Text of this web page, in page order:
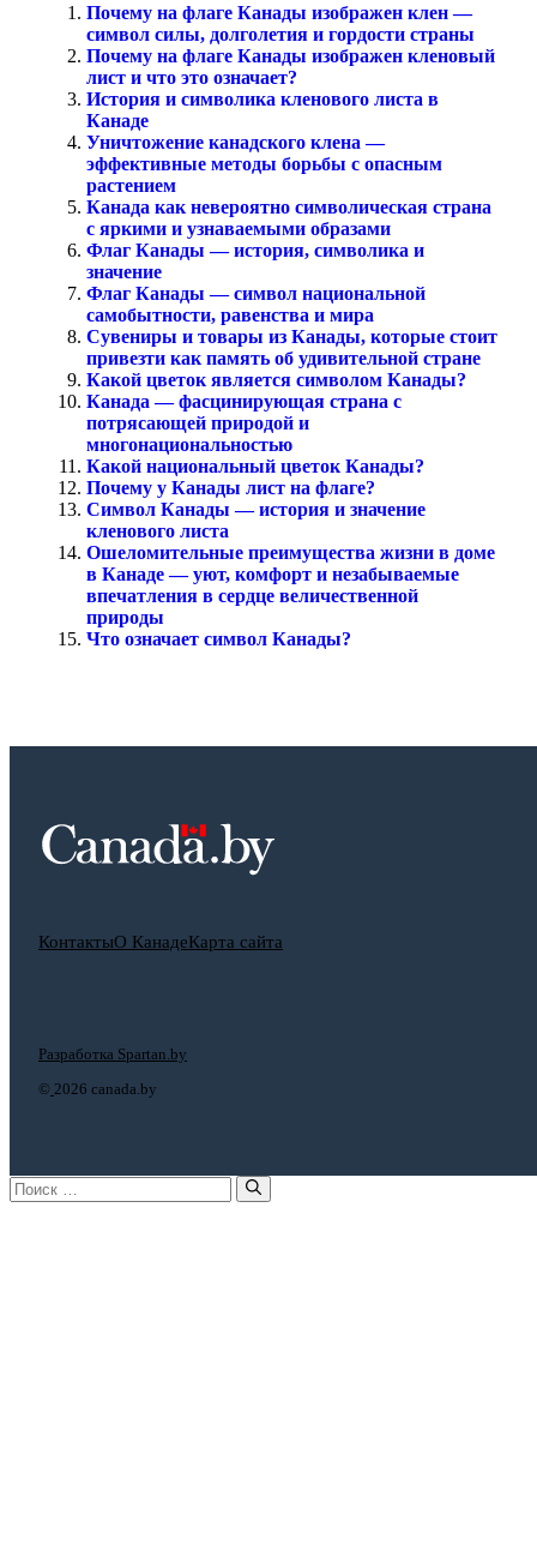
Почему на флаге Канады изображен клен —
символ силы, долголетия и гордости страны
Почему на флаге Канады изображен кленовый
лист и что это означает?
История и символика кленового листа в
Канаде
Уничтожение канадского клена —
эффективные методы борьбы с опасным
растением
Канада как невероятно символическая страна
с яркими и узнаваемыми образами
Флаг Канады — история, символика и
значение
Флаг Канады — символ национальной
самобытности, равенства и мира
Сувениры и товары из Канады, которые стоит
привезти как память об удивительной стране
Какой цветок является символом Канады?
Канада — фасцинирующая страна с
потрясающей природой и
многонациональностью
Какой национальный цветок Канады?
Почему у Канады лист на флаге?
Символ Канады — история и значение
кленового листа
Ошеломительные преимущества жизни в доме
в Канаде — уют, комфорт и незабываемые
впечатления в сердце величественной
природы
Что означает символ Канады?
КонтактыО КанадеКарта сайта
© 2026 canada.by
Разработка Spartan.by
Поиск: